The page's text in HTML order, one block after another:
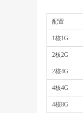
配置
1核1G
2核2G
2核4G
4核4G
4核8G